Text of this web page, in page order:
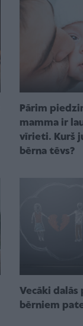
Pārim
mamma ir
vīrieti. Kurš
bērna tēvs?
Vecāki dalās
bērniem